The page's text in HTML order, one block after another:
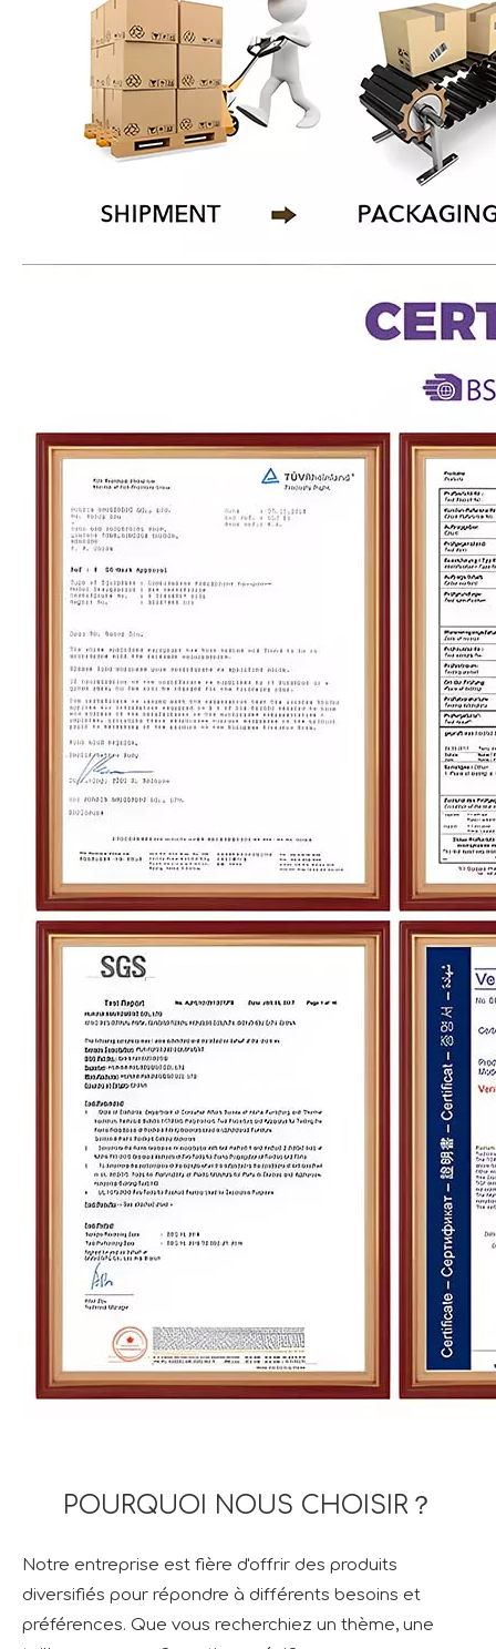
POURQUOI NOUS CHOISIR？
Notre entreprise est fière d'offrir des produits
diversifiés pour répondre à différents besoins et
préférences. Que vous recherchiez un thème, une